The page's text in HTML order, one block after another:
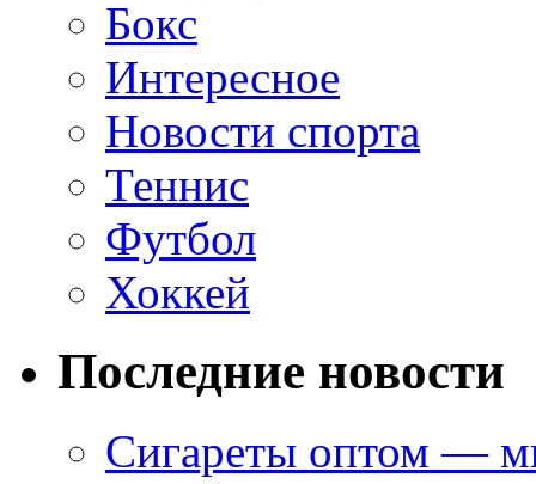
Бокс
Интересное
Новости спорта
Теннис
Футбол
Хоккей
Последние новости
Сигареты оптом —